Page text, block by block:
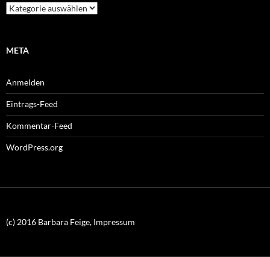
Kategorien
META
Anmelden
Eintrags-Feed
Kommentar-Feed
WordPress.org
(c) 2016 Barbara Feige, Impressum